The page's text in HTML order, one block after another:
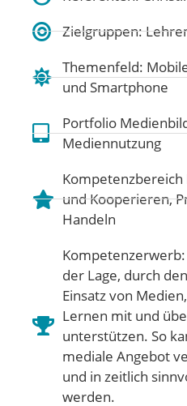
Zielgruppen:
Themenfeld:
und Smartphone
Portfolio
Mediennutzung
Kompetenzbereich
und Kooperieren,
Handeln
der Lage, durch
Einsatz von
Lernen mit und
unterstützen. So
mediale Angebot
und in zeitlich
werden.